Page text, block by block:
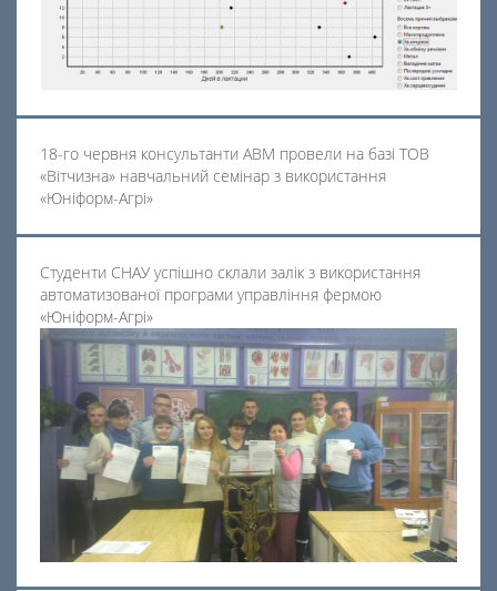
18-го червня консультанти АВМ провели на базі ТОВ
«Вітчизна» навчальний семінар з використання
«Юніформ-Агрі»
Студенти СНАУ успішно склали залік з використання
автоматизованої програми управління фермою
«Юніформ-Агрі»